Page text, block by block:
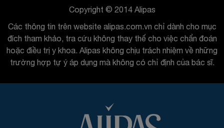
Copyright © 2014 Alipas
Các thông tin trên website alipas.com.vn chỉ dành cho mục
đích tham khảo, tra cứu không thay thế cho việc chẩn đoán
hoặc điều trị y khoa. Alipas không chịu trách nhiệm về những
trường hợp tự ý áp dụng mà không có chỉ định của bác sĩ.